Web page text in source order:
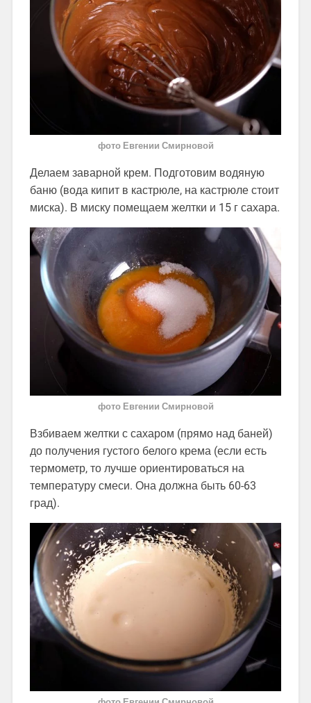
фото Евгении Смирновой
Делаем заварной крем. Подготовим водяную
баню (вода кипит в кастрюле, на кастрюле стоит
миска). В миску помещаем желтки и 15 г сахара.
фото Евгении Смирновой
Взбиваем желтки с сахаром (прямо над баней)
до получения густого белого крема (если есть
термометр, то лучше ориентироваться на
температуру смеси. Она должна быть 60-63
град).